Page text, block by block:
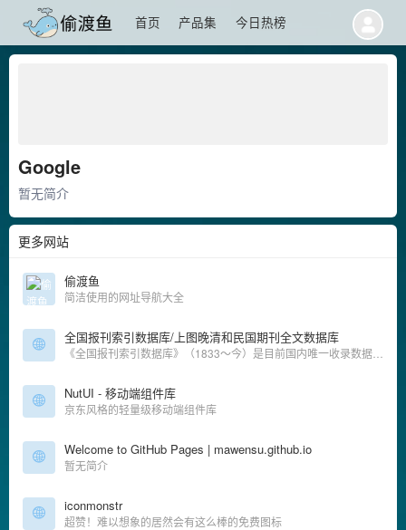
首页 产品集 今日热榜
Google
暂无简介
更多网站
偷渡鱼
简洁使用的网址导航大全
全国报刊索引数据库/上图晚清和民国期刊全文数据库
NutUI - 移动端组件库
京东风格的轻量级移动端组件库
Welcome to GitHub Pages | mawensu.github.io
暂无简介
iconmonstr
超赞！难以想象的居然会有这么棒的免费图标